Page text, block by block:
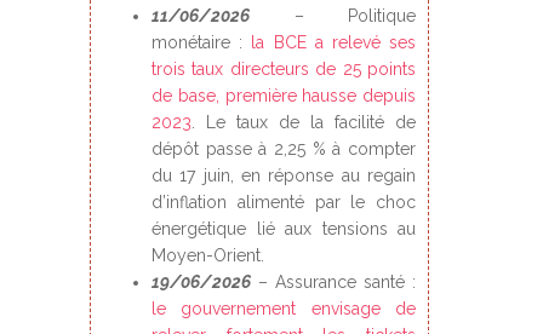
11/06/2026 – Politique
monétaire :
la BCE a relevé ses
trois taux directeurs de 25 points
de base, première hausse depuis
2023 . Le taux de la facilité de
dépôt passe à 2,25 % à compter
du 17 juin, en réponse au regain
d’inflation alimenté par le choc
énergétique lié aux tensions au
Moyen-Orient.
19/06/2026 – Assurance santé :
le gouvernement envisage de